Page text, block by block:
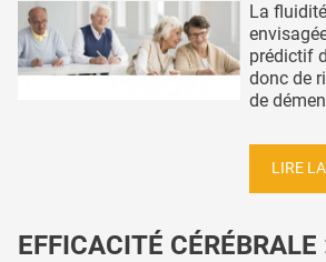
La
prédictif
donc de
de
LIRE
EFFICACITÉ